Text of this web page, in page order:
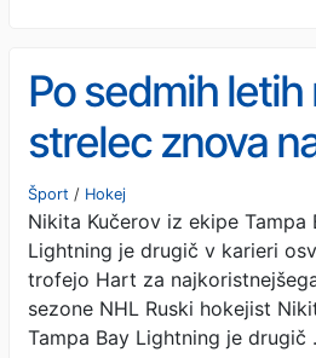
Po sedmih letih
strelec znova
Šport / Hokej
Nikita Kučerov iz ekipe Tampa
Lightning je drugič v karieri
trofejo Hart za
sezone NHL Ruski hokejist
Tampa Bay Lightning je drugič